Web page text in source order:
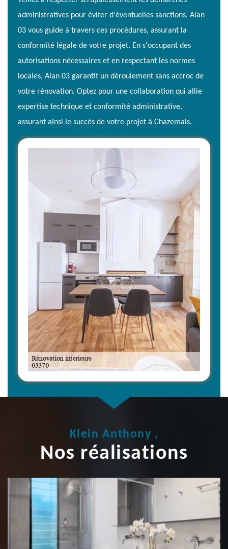
administratives pour éviter d'éventuelles sanctions. Alan
03 vous guide à travers ces procédures, assurant la
conformité légale de votre projet. En s'occupant des
autorisations nécessaires et en respectant les normes
locales, Alan 03 garantit un déroulement sans accroc de
votre rénovation. Optez pour une collaboration qui allie
expertise technique et conformité administrative,
assurant ainsi le succès de votre projet à Chazemais.
Klein Anthony ,
Nos réalisations